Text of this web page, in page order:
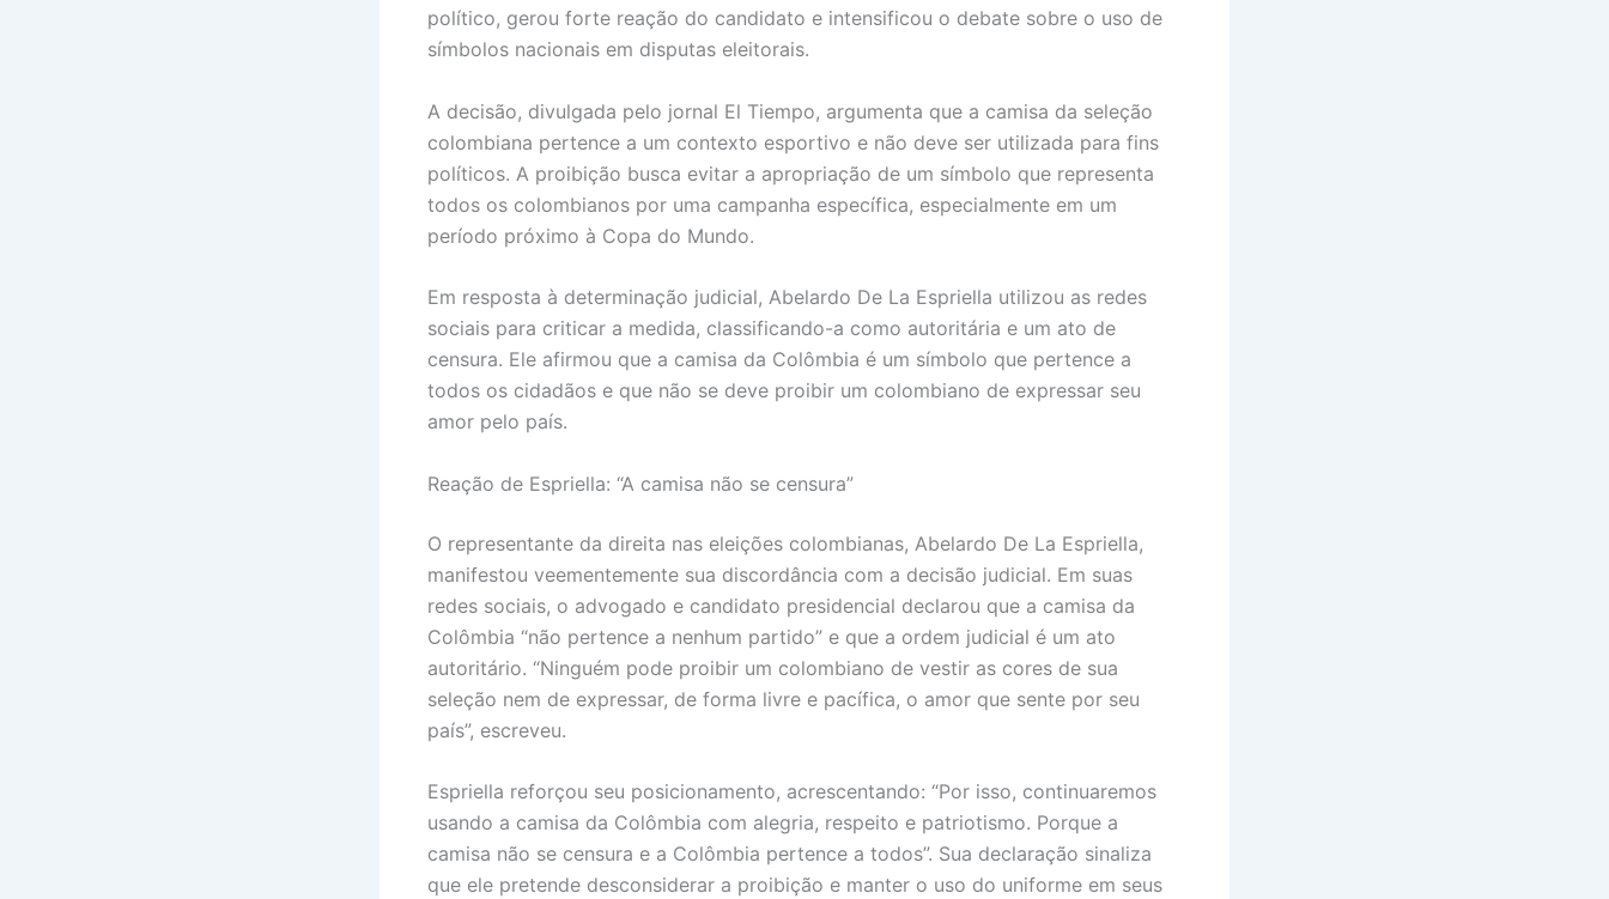
político, gerou forte reação do candidato e intensificou o debate sobre o uso de
símbolos nacionais em disputas eleitorais.
A decisão, divulgada pelo jornal El Tiempo, argumenta que a camisa da seleção
colombiana pertence a um contexto esportivo e não deve ser utilizada para fins
políticos. A proibição busca evitar a apropriação de um símbolo que representa
todos os colombianos por uma campanha específica, especialmente em um
período próximo à Copa do Mundo.
Em resposta à determinação judicial, Abelardo De La Espriella utilizou as redes
sociais para criticar a medida, classificando-a como autoritária e um ato de
censura. Ele afirmou que a camisa da Colômbia é um símbolo que pertence a
todos os cidadãos e que não se deve proibir um colombiano de expressar seu
amor pelo país.
Reação de Espriella: “A camisa não se censura”
O representante da direita nas eleições colombianas, Abelardo De La Espriella,
manifestou veementemente sua discordância com a decisão judicial. Em suas
redes sociais, o advogado e candidato presidencial declarou que a camisa da
Colômbia “não pertence a nenhum partido” e que a ordem judicial é um ato
autoritário. “Ninguém pode proibir um colombiano de vestir as cores de sua
seleção nem de expressar, de forma livre e pacífica, o amor que sente por seu
país”, escreveu.
Espriella reforçou seu posicionamento, acrescentando: “Por isso, continuaremos
usando a camisa da Colômbia com alegria, respeito e patriotismo. Porque a
camisa não se censura e a Colômbia pertence a todos”. Sua declaração sinaliza
que ele pretende desconsiderar a proibição e manter o uso do uniforme em seus